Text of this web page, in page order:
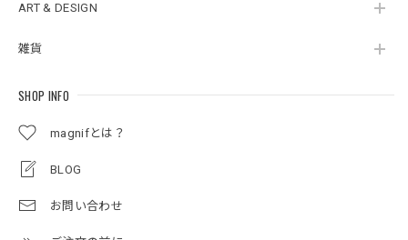
ART & DESIGN
雑貨
SHOP INFO
magnifとは？
BLOG
お問い合わせ